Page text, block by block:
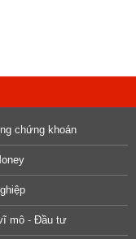
chứng khoán
mô - Đầu tư